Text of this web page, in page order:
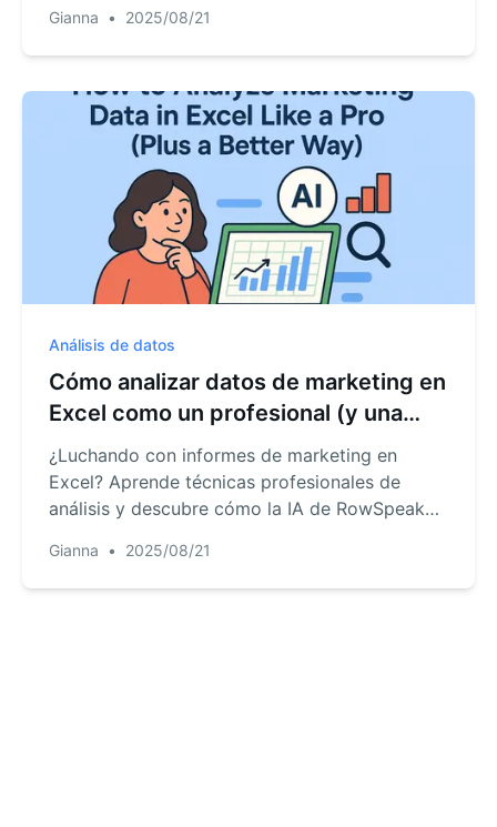
y las capacidades principales del nuevo
producto RowSpeak: generación sin prompts
completos en 5 segundos (basado en Python
para evitar alucinaciones de datos), tres planes
accionables para un crecimiento del 20% en
DAU en 2 semanas con un presupuesto de
100K, generación automática de PRD para el
mini-programa 'Love Letter Blind Box'
(incluyendo investigación de mercado), más
recursos de aprendizaje para aplicaciones de
resumen + lista de verificación).
Gianna • 2025/08/21
Análisis de datos
Cómo analizar datos de marketing en
Excel como un profesional (y una
mejor alternativa)
¿Luchando con informes de marketing en
Excel? Aprende técnicas profesionales de
análisis y descubre cómo la IA de RowSpeak
enfoques en los insights.
Gianna • 2025/08/21